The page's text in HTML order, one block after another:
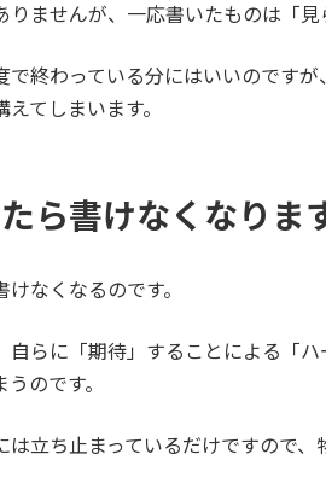
りませんが、一応書いたものは「
で終わっている分にはいいのです
えてしまいます。
ら書けなくなりま
けなくなるのです。
自らに「期待」することによる「
うのです。
は立ち止まっているだけですので、